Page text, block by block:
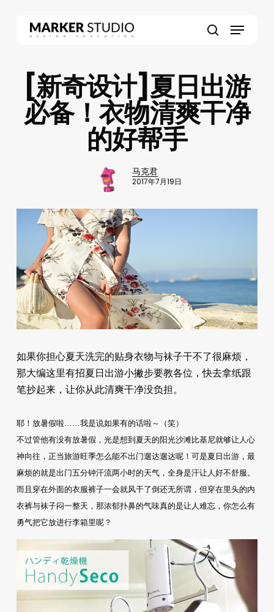
Menu
[新奇设计]夏日出游
必备！衣物清爽干净
的好帮手
马克君
2017年7月19日
如果你担心夏天洗完的贴身衣物与袜子干不了很麻烦，
那大编这里有招夏日出游小撇步要教各位，快去拿纸跟
笔抄起来，让你从此清爽干净没负担。
耶！放暑假啦……我是说如果有的话啦～（笑）
不过管他有没有放暑假，光是想到夏天的阳光沙滩比基尼就够让人心
神向往，正当旅游旺季怎么能不出门遛达遛达呢！可是夏日出游，最
麻烦的就是出门五分钟汗流两小时的天气，全身是汗让人好不舒服。
而且穿在外面的衣服裤子一会就风干了倒还无所谓，但穿在里头的内
衣裤与袜子闷一整天，那浓郁扑鼻的气味真的是让人难忘，你怎么有
勇气把它放进行李箱里呢？